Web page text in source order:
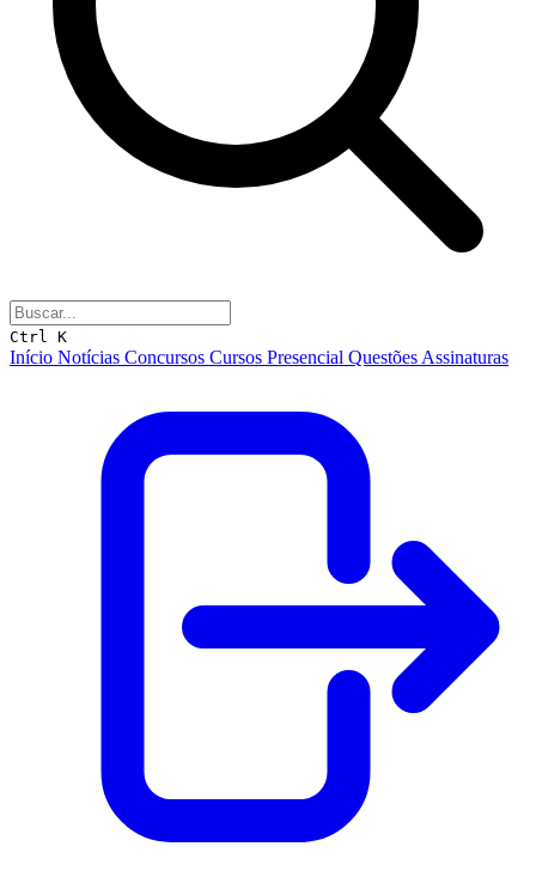
Ctrl K
Início Notícias Concursos Cursos Presencial Questões Assinaturas